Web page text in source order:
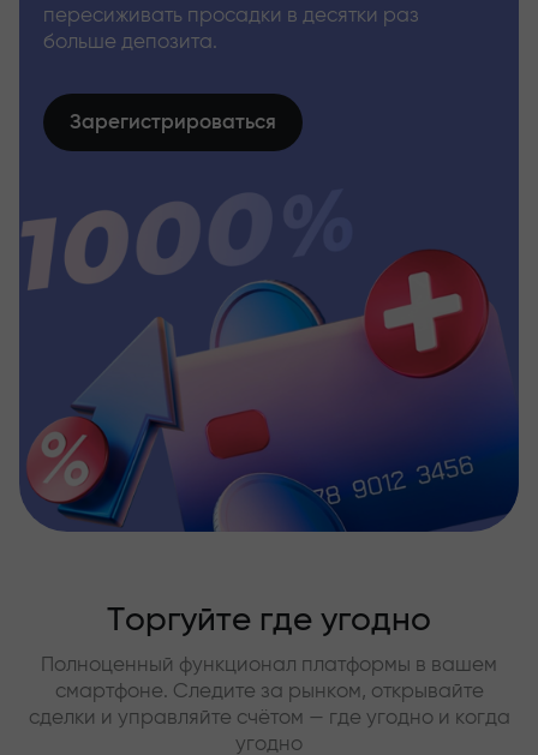
пересиживать просадки в десятки раз
больше депозита.
Зарегистрироваться
Торгуйте где угодно
Полноценный функционал платформы в вашем
смартфоне. Следите за рынком, открывайте
сделки и управляйте счётом — где угодно и когда
угодно